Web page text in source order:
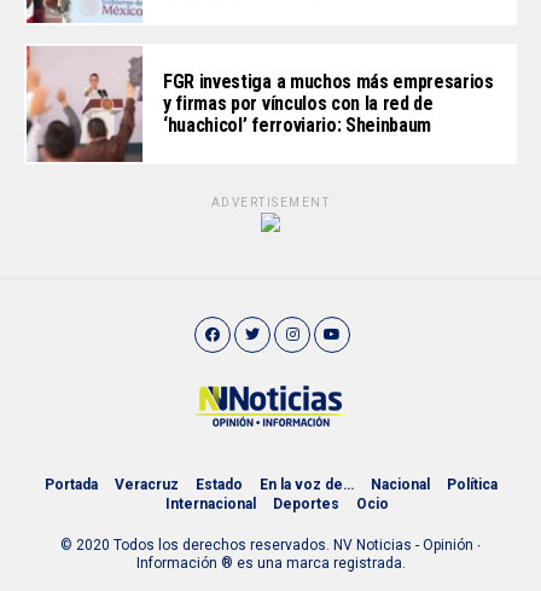
FGR investiga a muchos más empresarios
y firmas por vínculos con la red de
‘huachicol’ ferroviario: Sheinbaum
ADVERTISEMENT
Portada Veracruz Estado En la voz de… Nacional
Política
Internacional
Deportes Ocio
© 2020 Todos los derechos reservados. NV Noticias - Opinión ∙
Información ® es una marca registrada.